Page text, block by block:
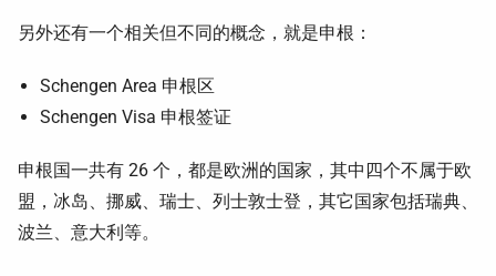
另外还有一个相关但不同的概念，就是申根：
Schengen Area 申根区
Schengen Visa 申根签证
申根国一共有 26 个，都是欧洲的国家，其中四个不属于欧
盟，冰岛、挪威、瑞士、列士敦士登，其它国家包括瑞典、
波兰、意大利等。